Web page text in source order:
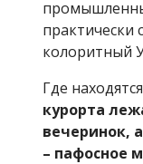
практически
колоритный
Где
курорта
вечеринок,
– пафосное